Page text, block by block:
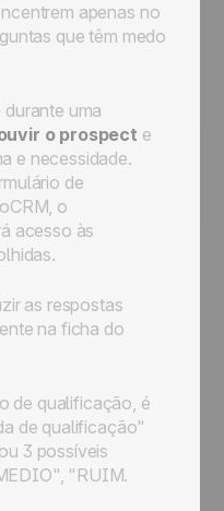
apenas no
que têm medo
uma
o prospect e
e necessidade.
de
o
acesso às
as respostas
na ficha do
de qualificação, é
de qualificação"
3 possíveis
"RUIM.